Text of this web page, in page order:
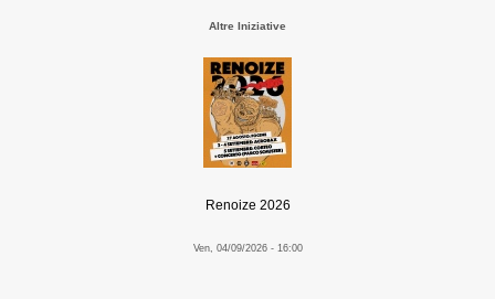
Altre Iniziative
Renoize 2026
Ven, 04/09/2026 - 16:00